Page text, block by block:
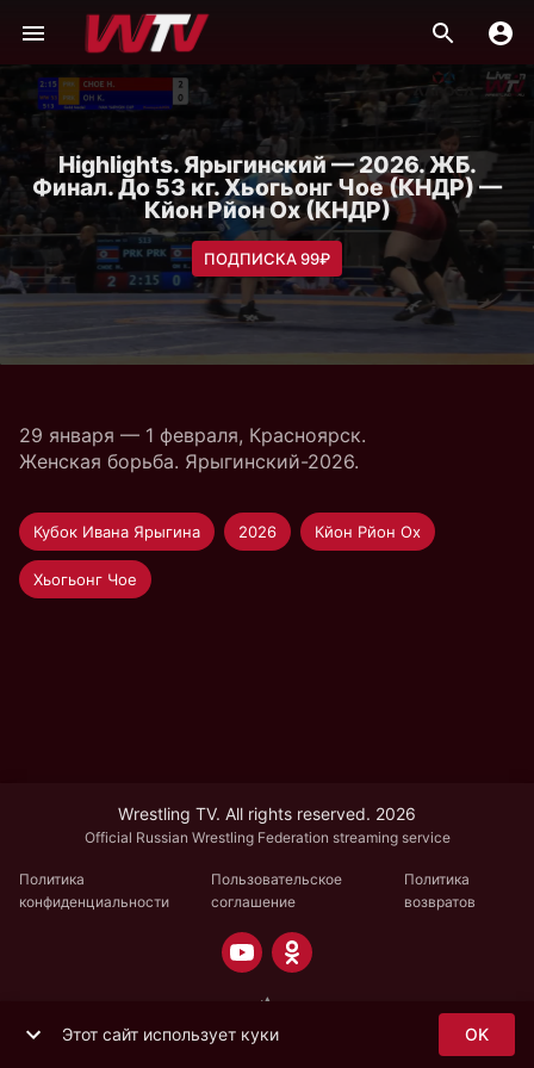
Highlights. Ярыгинский — 2026. ЖБ.
Финал. До 53 кг. Хьогьонг Чое (КНДР) —
Кйон Рйон Ох (КНДР)
ПОДПИСКА 99₽
29 января — 1 февраля, Красноярск.
Женская борьба. Ярыгинский-2026.
Кубок Ивана Ярыгина 2026 Кйон Рйон Ох
Хьогьонг Чое
Wrestling TV. All rights reserved. 2026
Official Russian Wrestling Federation streaming service
Политика
конфиденциальности
Пользовательское
соглашение
Политика
возвратов
Этот сайт использует куки OK